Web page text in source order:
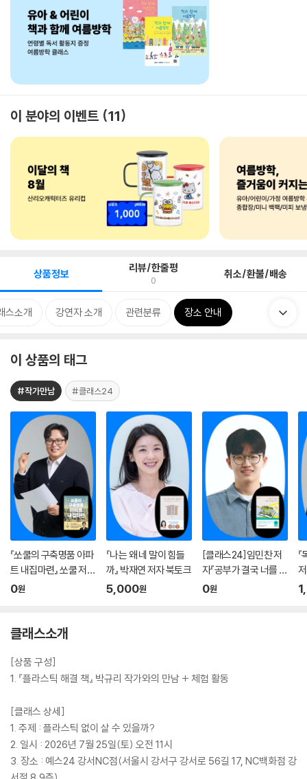
이 분야의 이벤트 11
상품정보 리뷰/한줄평
0 취소/환불/배송
스소개 강연자 소개 관련분류 장소 안내
이 상품의 태그
#작가만남 #클래스24
『쏘쿨의 구축명품 아파
트 내집마련』 쏘쿨 저자
온라인 북토크
0원
『나는 왜 네 말이 힘들
까』 박재연 저자 북토크
5,000원
[클래스24]임민찬 저
자『공부가 결국 너를 지
켜줄 거야』온라인 북토
0원
클래스소개
[상품 구성]
1. 『플라스틱 해결 책』 박규리 작가와의 만남 + 체험 활동
[클래스 상세]
1. 주제 : 플라스틱 없이 살 수 있을까?
2. 일시 : 2026년 7월 25일(토) 오전 11시
3. 장소 : 예스24 강서NC점(서울시 강서구 강서로 56길 17, NC백화점 강